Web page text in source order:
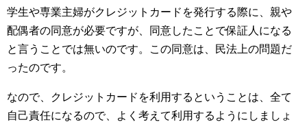
学生や専業主婦がクレジットカードを発行する際に、親や
配偶者の同意が必要ですが、同意したことで保証人になる
と言うことでは無いのです。この同意は、民法上の問題だ
ったのです。
なので、クレジットカードを利用するということは、全て
自己責任になるので、よく考えて利用するようにしましょ